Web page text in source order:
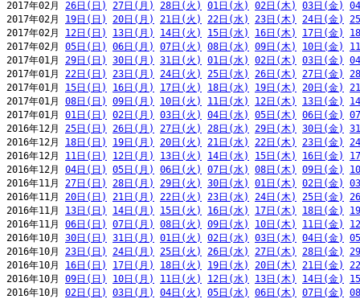
2017年02月 26日(日) 27日(月) 28日(火) 01日(水) 02日(木) 03日(金)
2017年02月 19日(日) 20日(月) 21日(火) 22日(水) 23日(木) 24日(金)
2017年02月 12日(日) 13日(月) 14日(火) 15日(水) 16日(木) 17日(金)
2017年02月 05日(日) 06日(月) 07日(火) 08日(水) 09日(木) 10日(金)
2017年01月 29日(日) 30日(月) 31日(火) 01日(水) 02日(木) 03日(金)
2017年01月 22日(日) 23日(月) 24日(火) 25日(水) 26日(木) 27日(金)
2017年01月 15日(日) 16日(月) 17日(火) 18日(水) 19日(木) 20日(金)
2017年01月 08日(日) 09日(月) 10日(火) 11日(水) 12日(木) 13日(金)
2017年01月 01日(日) 02日(月) 03日(火) 04日(水) 05日(木) 06日(金)
2016年12月 25日(日) 26日(月) 27日(火) 28日(水) 29日(木) 30日(金)
2016年12月 18日(日) 19日(月) 20日(火) 21日(水) 22日(木) 23日(金)
2016年12月 11日(日) 12日(月) 13日(火) 14日(水) 15日(木) 16日(金)
2016年12月 04日(日) 05日(月) 06日(火) 07日(水) 08日(木) 09日(金)
2016年11月 27日(日) 28日(月) 29日(火) 30日(水) 01日(木) 02日(金)
2016年11月 20日(日) 21日(月) 22日(火) 23日(水) 24日(木) 25日(金)
2016年11月 13日(日) 14日(月) 15日(火) 16日(水) 17日(木) 18日(金)
2016年11月 06日(日) 07日(月) 08日(火) 09日(水) 10日(木) 11日(金)
2016年10月 30日(日) 31日(月) 01日(火) 02日(水) 03日(木) 04日(金)
2016年10月 23日(日) 24日(月) 25日(火) 26日(水) 27日(木) 28日(金)
2016年10月 16日(日) 17日(月) 18日(火) 19日(水) 20日(木) 21日(金)
2016年10月 09日(日) 10日(月) 11日(火) 12日(水) 13日(木) 14日(金)
2016年10月 02日(日) 03日(月) 04日(火) 05日(水) 06日(木) 07日(金)